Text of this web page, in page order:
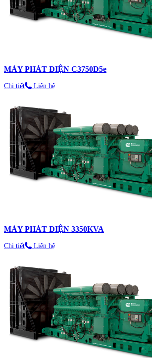
MÁY PHÁT ĐIỆN C3750D5e
Chi tiết Liên hệ
MÁY PHÁT ĐIỆN 3350KVA
Chi tiết Liên hệ